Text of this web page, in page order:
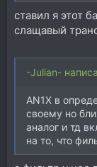
ставил я этот
слащавый
-Julian-
AN1X в
своему но
аналог и тд
на то, что